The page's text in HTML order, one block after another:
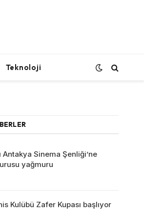
Teknoloji
Antakya Sinema Şenliği’ne
yağmuru
Kulübü Zafer Kupası başlıyor